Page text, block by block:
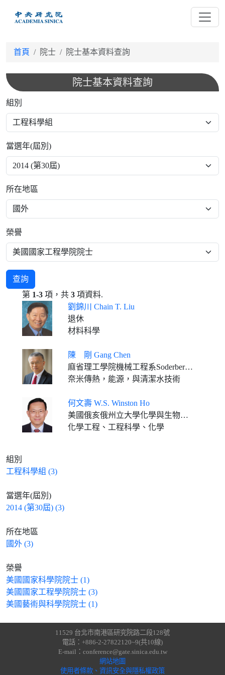
首頁 院士 院士基本資料查詢
院士基本資料查詢
組別
當選年(屆別)
所在地區
榮譽
查詢
第 1-3 項，共 3 項資料.
劉錦川 Chain T. Liu
退休
材料科學
陳 剛 Gang Chen
麻省理工學院機械工程系Soderberg教授
奈米傳熱，能源，與清潔水技術
何文壽 W.S. Winston Ho
美國俄亥俄州立大學化學與生物分子工程系/材料科學與工程系大學學者講座教授
化學工程、工程科學、化學
組別
工程科學組 (3)
當選年(屆別)
2014 (第30屆) (3)
所在地區
國外 (3)
榮譽
美國國家科學院院士 (1)
美國國家工程學院院士 (3)
美國藝術與科學院院士 (1)
11529 台北市南港區研究院路二段128號
電話：+886-2-27822120~9(共10線)
E-mail：conference@gate.sinica.edu.tw
網站地圖
使用者條款、資訊安全與隱私權政策